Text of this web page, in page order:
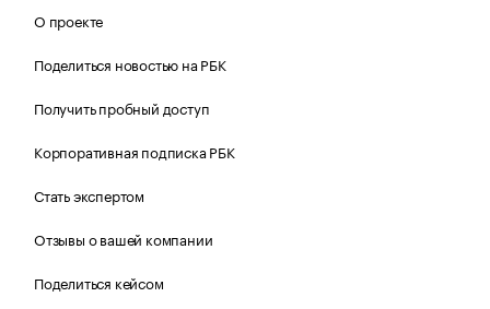
О проекте
Поделиться новостью на РБК
Получить пробный доступ
Корпоративная подписка РБК
Стать экспертом
Отзывы о вашей компании
Поделиться кейсом